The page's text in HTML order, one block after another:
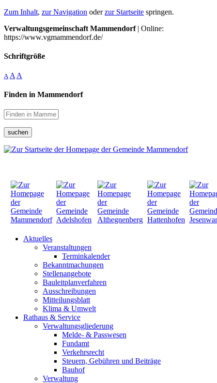
Zum Inhalt, zur Navigation oderzur Startseite springen.
Verwaltungsgemeinschaft Mammendorf| Online:
https://www.vgmammendorf.de/
Schriftgröße
A A A
Finden in Mammendorf
suchen
Aktuelles
Veranstaltungen
Terminkalender
Bekanntmachungen
Stellenangebote
Bauleitplanverfahren
Ausschreibungen
Mitteilungsblatt
Klima & Umwelt
Rathaus & Service
Verwaltungsgliederung
Melde- & Passwesen
Fundamt
Verkehrsrecht
Steuern, Gebühren und Beiträge
Bauhof
Verwaltung